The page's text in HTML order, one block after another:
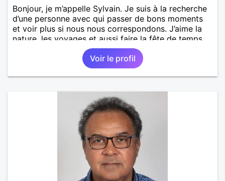
Bonjour, je m’appelle Sylvain. Je suis à la recherche
d’une personne avec qui passer de bons moments
et voir plus si nous nous correspondons. J’aime la
nature, les voyages et aussi faire la fête de temps
en temps ;-)Je suis papa d’un petit garçon de 7 ans
dont je m’occupe en garde alternée. J’aime à peu
près tous les styles de musique. (Oui je suis pas
trop fan de Jul). Je fais du sport pour garder la
pense en tout cas 😂)
Voir le profil